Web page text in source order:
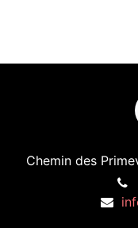
Chemin des